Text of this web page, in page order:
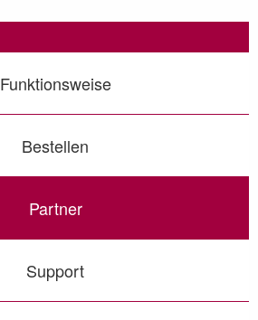
Funktionsweise
Bestellen
Partner
Support